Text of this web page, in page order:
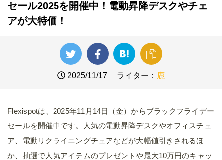
セール2025を開催中！電動昇降デスクやチェ
アが大特価！
2025/11/17 ライター： 鹿
Flexispotは、2025年11月14日（金）からブラックフライデー
セールを開催中です。人気の電動昇降デスクやオフィスチェ
ア、電動リクライニングチェアなどが大幅値引きされるほ
か、抽選で人気アイテムのプレゼントや最大10万円のキャッ